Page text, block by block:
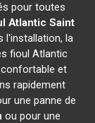
pour toutes
Atlantic Saint
l'installation, la
fioul Atlantic
et
rapidement
une panne de
ou pour une